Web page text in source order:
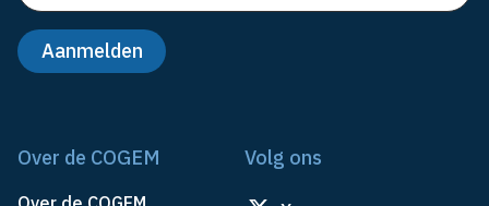
Over de COGEM Volg ons